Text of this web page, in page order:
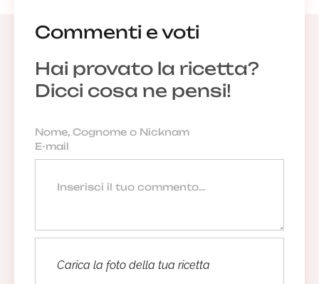
Commenti e voti
Hai provato la ricetta?
Dicci cosa ne pensi!
Carica la foto della tua ricetta